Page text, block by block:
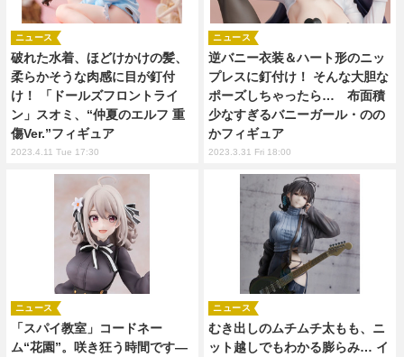
破れた水着、ほどけかけの髪、
柔らかそうな肉感に目が釘付
け！ 「ドールズフロントライ
ン」スオミ、“仲夏のエルフ 重
傷Ver.”フィギュア
ニュース
2023.4.11 Tue 17:30
逆バニー衣装＆ハート形のニッ
プレスに釘付け！ そんな大胆な
ポーズしちゃったら… 布面積
少なすぎるバニーガール・のの
かフィギュア
ニュース
2023.3.31 Fri 18:00
「スパイ教室」コードネー
ム“花園”。咲き狂う時間です―
ニュース
むき出しのムチムチ太もも、ニ
ット越しでもわかる膨らみ… イ
ニュース